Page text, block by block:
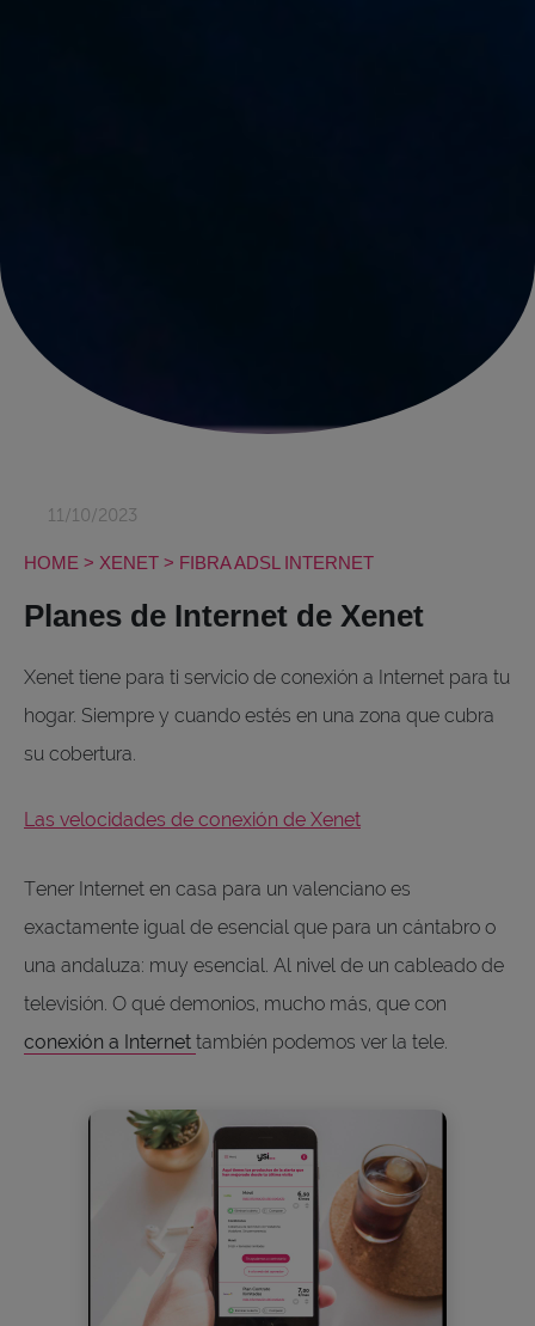
11/10/2023
HOME > XENET > FIBRA ADSL INTERNET
Planes de Internet de Xenet
Xenet tiene para ti servicio de conexión a Internet para tu
hogar. Siempre y cuando estés en una zona que cubra
su cobertura.
Las velocidades de conexión de Xenet
Tener Internet en casa para un valenciano es
exactamente igual de esencial que para un cántabro o
una andaluza: muy esencial. Al nivel de un cableado de
televisión. O qué demonios, mucho más, que con
conexión a Internet también podemos ver la tele.